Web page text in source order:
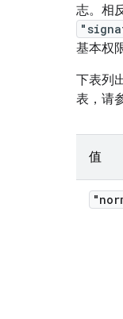
志。相
基本权
下表列
表，请
值